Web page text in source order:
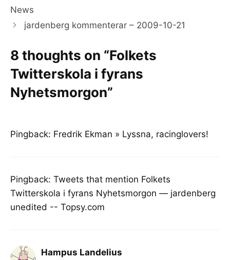
News
jardenberg kommenterar – 2009-10-21
8 thoughts on “Folkets
Twitterskola i fyrans
Nyhetsmorgon”
Pingback: Fredrik Ekman » Lyssna, racinglovers!
Pingback: Tweets that mention Folkets
Twitterskola i fyrans Nyhetsmorgon — jardenberg
unedited -- Topsy.com
Hampus Landelius